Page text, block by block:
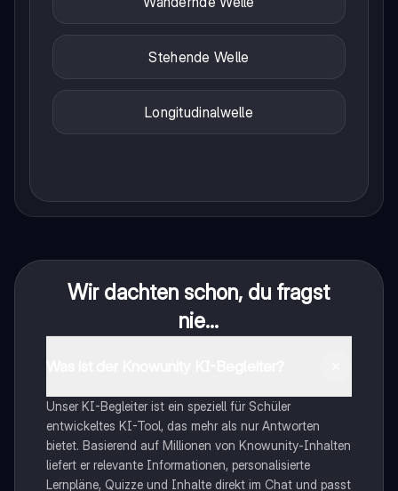
Stehende Welle
Longitudinalwelle
Wir dachten schon, du fragst
nie...
Unser KI-Begleiter ist ein speziell für Schüler
entwickeltes KI-Tool, das mehr als nur Antworten
bietet. Basierend auf Millionen von Knowunity-Inhalten
liefert er relevante Informationen, personalisierte
Lernpläne, Quizze und Inhalte direkt im Chat und passt